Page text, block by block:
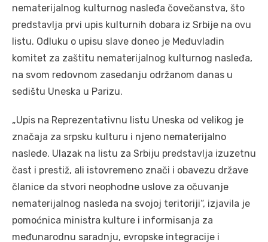
nematerijalnog kulturnog nasleđa čovečanstva, što
predstavlja prvi upis kulturnih dobara iz Srbije na ovu
listu. Odluku o upisu slave doneo je Međuvladin
komitet za zaštitu nematerijalnog kulturnog nasleđa,
na svom redovnom zasedanju održanom danas u
sedištu Uneska u Parizu.
„Upis na Reprezentativnu listu Uneska od velikog je
značaja za srpsku kulturu i njeno nematerijalno
nasleđe. Ulazak na listu za Srbiju predstavlja izuzetnu
čast i prestiž, ali istovremeno znači i obavezu države
članice da stvori neophodne uslove za očuvanje
nematerijalnog nasleđa na svojoj teritoriji“, izjavila je
pomoćnica ministra kulture i informisanja za
međunarodnu saradnju, evropske integracije i